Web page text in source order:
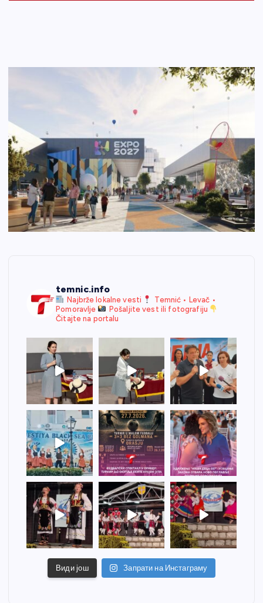
temnic.info
Najbrže lokalne vesti
Temnić • Levač •
Pomoravlje
Pošaljite vest ili fotografiju
Čitajte na portalu
Види још Запрати на Инстаграму